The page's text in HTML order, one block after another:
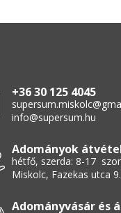
+36 30 125 4045
info@supersum.hu
Adományok
hétfő, szerda: 8-17
Miskolc, Fazekas utca 9.
Adományvásár és